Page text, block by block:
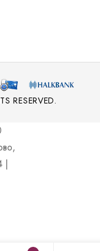
RESERVED.
|